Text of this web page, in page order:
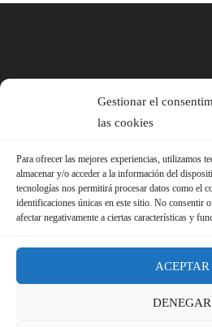
Gestionar el
las cookies
Para ofrecer las mejores experiencias, utilizamos
almacenar y/o acceder a la información del
tecnologías nos permitirá procesar datos como el
identificaciones únicas en este sitio. No consentir
afectar negativamente a ciertas características y
ACEPTAR
DENEGAR